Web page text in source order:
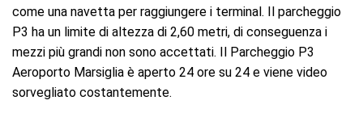
come una navetta per raggiungere i terminal. Il parcheggio
P3 ha un limite di altezza di 2,60 metri, di conseguenza i
mezzi più grandi non sono accettati. Il Parcheggio P3
Aeroporto Marsiglia è aperto 24 ore su 24 e viene video
sorvegliato costantemente.